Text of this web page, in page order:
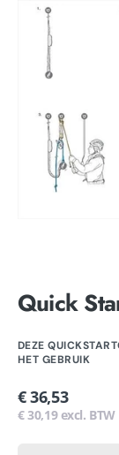
Quick
DEZE
HET GEBRUIK
Normale
prijs
€ 36,53
€ 30,19 excl. BTW